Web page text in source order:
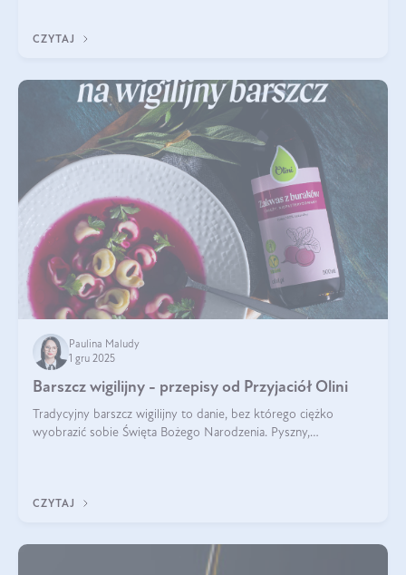
CZYTAJ
Paulina Maludy
1 gru 2025
Barszcz wigilijny - przepisy od Przyjaciół Olini
Tradycyjny barszcz wigilijny to danie, bez którego ciężko
wyobrazić sobie Święta Bożego Narodzenia. Pyszny,
CZYTAJ